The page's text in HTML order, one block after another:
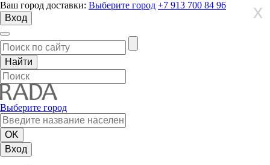
Ваш город доставки: Выберите город +7 913 700 84 96
Вход
Выберите город
Вход
X
X
X